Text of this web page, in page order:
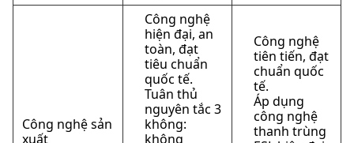
Công nghệ sản
xuất
Công nghệ
hiện đại, an
toàn, đạt
tiêu chuẩn
quốc tế.
Tuân thủ
nguyên tắc 3
không:
không
Công nghệ
tiên tiến, đạt
chuẩn quốc
tế.
Áp dụng
công nghệ
thanh trùng